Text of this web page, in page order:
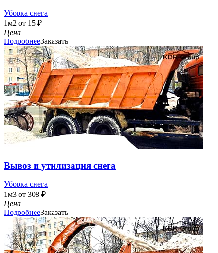
Уборка снега
1м2 от 15 ₽
Цена
ПодробнееЗаказать
Вывоз и утилизация снега
Уборка снега
1м3 от 308 ₽
Цена
ПодробнееЗаказать